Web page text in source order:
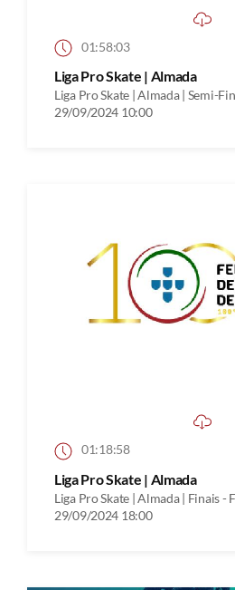
01:58:03
Liga Pro Skate | Almada
Liga Pro Skate | Almada | Semi-
29/09/2024 10:00
01:18:58
Liga Pro Skate | Almada
Liga Pro Skate | Almada | Finais -
29/09/2024 18:00